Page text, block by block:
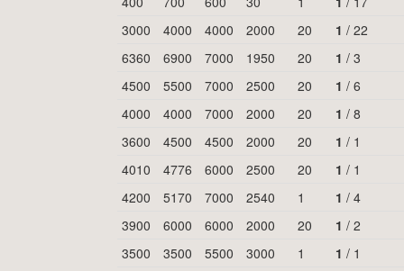
3000
4000 4000 2000 20 1 / 22
6360
6900 7000 1950 20 1 / 3
4500
5500 7000 2500 20 1 / 6
4000
4000 7000 2000 20 1 / 8
3600
4500 4500 2000 20 1 / 1
4010
4776 6000 2500 20 1 / 1
4200
5170 7000 2540 1 1 / 4
3900
6000 6000 2000 20 1 / 2
3500
3500 5500 3000 1 1 / 1